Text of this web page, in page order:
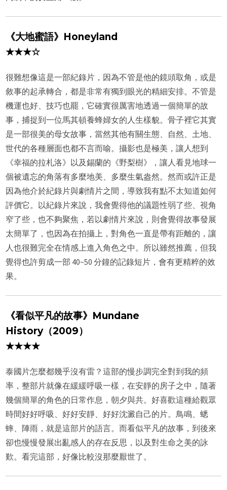
《大地蜜語》Honeyland
★★★☆
很難想像這是一部紀錄片，因為不管是他的鏡頭取角，或是
敘事的起承轉合，都是非常有獨到眼光的精細安排。不管是
機運也好、技巧也罷，它確實很厲害地透過一個簡單的故
事，捕捉到一位馬其頓養蜂婦女的人生樣貌。骨子裡它其實
是一部很美的母女故事，當然其他有關生態、自然、土地、
世代的各種層面也都不言而喻。攝影也是極美，讓人想到
《幸福的拉札洛》以及錫蘭的《野梨樹》，讓人看見地球一
個被遺忘的角落有多麼地美、多麼生氣盎然。然而或許正是
因為他介於紀錄片與劇情片之間，導致我有點不太知道如何
評價它。以紀錄片來說，我會覺得他的議題性弱了些、視角
窄了些，也不夠聚焦，若以劇情片來說，則會覺得故事發展
太簡單了，也因為在拍攝上，對角色一直是帶有距離的，讓
人也很難完全在情感上進入角色之中。所以雖然推薦，但我
覺得也許剪成一部 40~50 分鐘的記錄短片，會有更精粹的效
果。
《看似平凡的故事》Mundane
History（2009）
★★★★
泰國片怎麼都幾乎沒有雷？這部的慢步調完全對到我的頻
率，整部片就像在緩緩呼吸一樣，在安靜的房子之中，隨著
幾個簡單的角色的日常作息，朝夕與共。好喜歡這種給觀眾
時間好好呼吸、好好安靜、好好沈澱自己的片。鳥鳴、蟋
蟀、陣雨，就是這部片的語言。而看似平凡的故事，到後來
卻也慢慢發展出亂感人的存在反思，以及對生命之美的詠
歎。看完這部，好像比較沒那麼厭世了。